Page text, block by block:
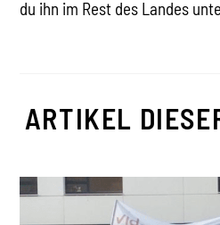
du ihn im Rest des Landes
ARTIKEL